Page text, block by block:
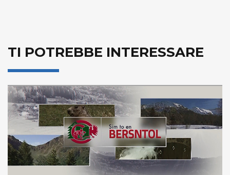
TI POTREBBE INTERESSARE